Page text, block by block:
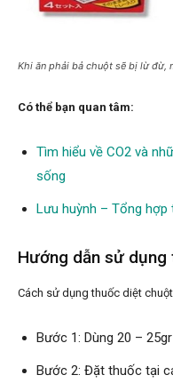
Khi ăn phải bả chuột sẽ bị lừ đừ,
Có thể bạn quan tâm:
Tìm hiểu về CO2 và
sống
Lưu huỳnh – Tổng
Hướng dẫn sử
Cách sử dụng thuốc diệt
Bước 1: Dùng 20 –
Bước 2: Đặt thuốc tại